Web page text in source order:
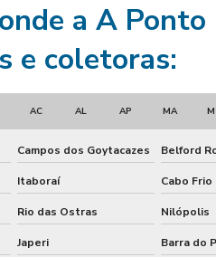
a A
e coletoras:
AC AL AP MA
Campos dos Goytacazes Belford
Itaboraí Cabo Frio
Rio das Ostras Nilópolis
Japeri Barra do